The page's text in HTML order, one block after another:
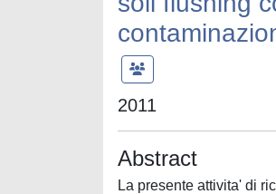
2011
Abstract
La presente attivita' di